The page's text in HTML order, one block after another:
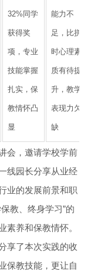
32%同学
获得奖
项，专业
技能掌握
扎实，保
教情怀凸
显
能力不
足，比拼
时心理素
质有待提
升，教学
表现力欠
缺
会，邀请学校学前
线园长分享从业经
业的发展前景和职
教、终身学习”的
素养和保教情怀。
享了本次实践的收
保教技能，更让自